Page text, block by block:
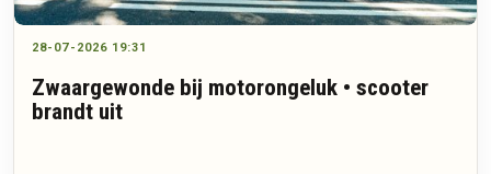
28-07-2026 19:31
Zwaargewonde bij motorongeluk • scooter
brandt uit